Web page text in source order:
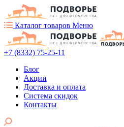
Каталог товаров Меню
+7 (8332) 75-25-11
Блог
Акции
Доставка и оплата
Система скидок
Контакты